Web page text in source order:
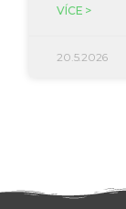
VÍCE >
20.5.2026